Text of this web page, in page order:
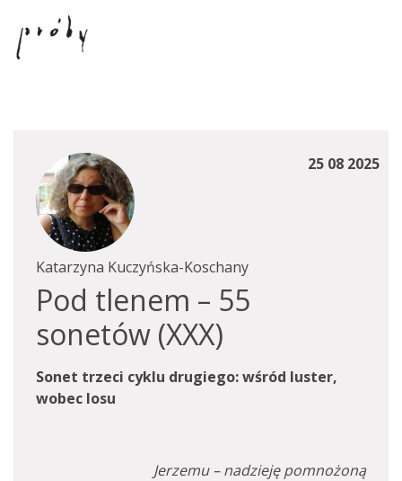
25 08 2025
Katarzyna Kuczyńska-Koschany
Pod tlenem – 55
sonetów (XXX)
Sonet trzeci cyklu drugiego: wśród luster,
wobec losu
Jerzemu – nadzieję pomnożoną